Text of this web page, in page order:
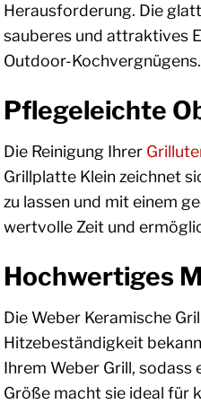
Herausforderung. Die
sauberes und attraktives
Outdoor-Kochvergnügens.
Pflegeleichte
Die Reinigung Ihrer
Grillplatte Klein zeichnet
zu lassen und mit einem
wertvolle Zeit und
Hochwertiges
Die Weber Keramische
Hitzebeständigkeit
Ihrem Weber Grill,
Größe macht sie ideal für